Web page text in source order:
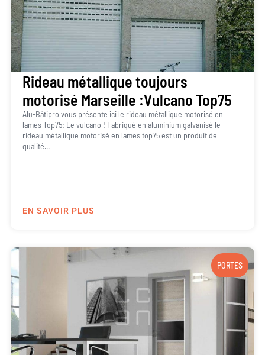
Rideau métallique toujours
motorisé Marseille :Vulcano Top75
Alu-Bâtipro vous présente ici le rideau métallique motorisé en
lames Top75: Le vulcano ! Fabriqué en aluminium galvanisé le
rideau métallique motorisé en lames top75 est un produit de
qualité...
EN SAVOIR PLUS
PORTES